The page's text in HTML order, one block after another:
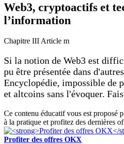
Web3, cryptoactifs et
l’information
Chapitre III Article m
Si la notion de Web3 est
pu être présentée dans
Encyclopédie, impossible de
et altcoins sans l'évoquer.
Ce contenu éducatif vous est proposé
à la pratique et profitez des dernières
Profiter des offres OKX